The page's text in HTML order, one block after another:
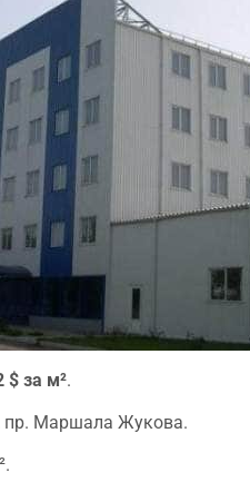
$ за м².
пр. Маршала Жукова.